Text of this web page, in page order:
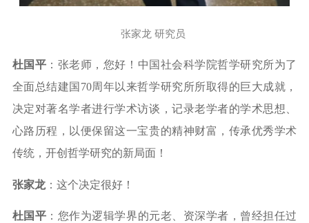
张家龙 研究员
杜国平 ：张老师，您好！中国社会科学院哲学研究所为了
全面总结建国 70周年以来哲学研究所所取得的巨大成就，
决定对著名学者进行学术访谈，记录老学者的学术思想、
心路历程，以便保留这一宝贵的精神财富，传承优秀学术
传统，开创哲学研究的新局面！
张家龙：这个决定很好！
杜国平 ：您作为逻辑学界的元老、资深学者，曾经担任过